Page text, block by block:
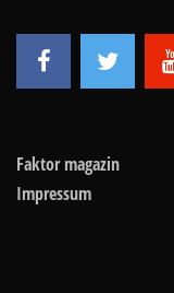
Faktor magazin
Impressum